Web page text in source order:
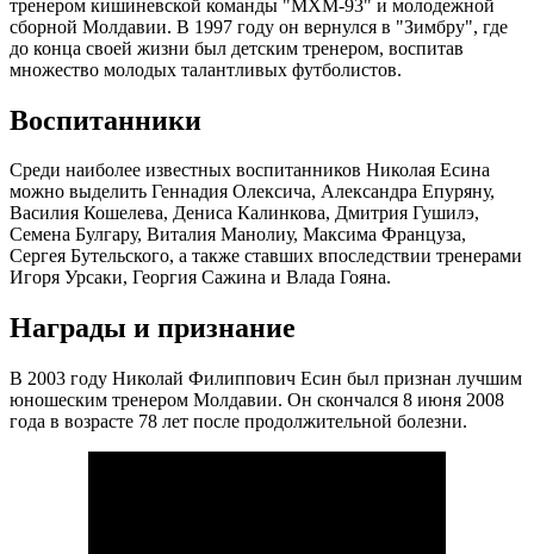
тренером кишиневской команды "МХМ-93" и молодежной
сборной Молдавии. В 1997 году он вернулся в "Зимбру", где
до конца своей жизни был детским тренером, воспитав
множество молодых талантливых футболистов.
Воспитанники
Среди наиболее известных воспитанников Николая Есина
можно выделить Геннадия Олексича, Александра Епуряну,
Василия Кошелева, Дениса Калинкова, Дмитрия Гушилэ,
Семена Булгару, Виталия Манолиу, Максима Француза,
Сергея Бутельского, а также ставших впоследствии тренерами
Игоря Урсаки, Георгия Сажина и Влада Гояна.
Награды и признание
В 2003 году Николай Филиппович Есин был признан лучшим
юношеским тренером Молдавии. Он скончался 8 июня 2008
года в возрасте 78 лет после продолжительной болезни.